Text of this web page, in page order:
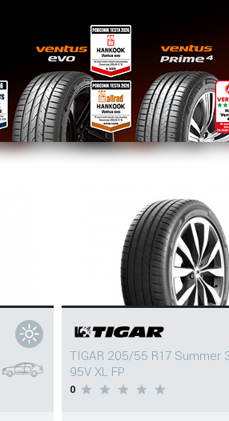
TIGAR 205/55 R17 Summer
95V XL FP
0